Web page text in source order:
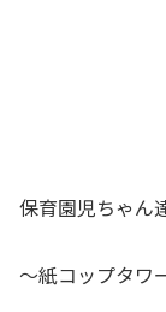
保育園児ちゃん
～紙コップタワ